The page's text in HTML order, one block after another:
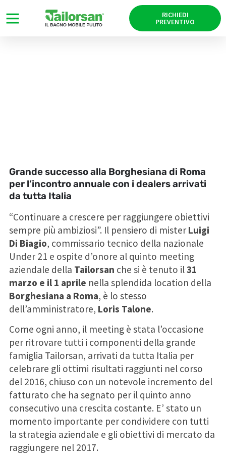
RICHIEDI
PREVENTIVO
Grande successo alla Borghesiana di Roma
per l’incontro annuale con i dealers arrivati
da tutta Italia
“Continuare a crescere per raggiungere obiettivi
sempre più ambiziosi”. Il pensiero di misterLuigi
Di Biagio, commissario tecnico della nazionale
Under 21 e ospite d’onore al quinto meeting
aziendale della Tailorsan che si è tenuto il31
marzo e il 1 aprile nella splendida location della
Borghesiana a Roma, è lo stesso
dell’amministratore, Loris Talone.
Come ogni anno, il meeting è stata l’occasione
per ritrovare tutti i componenti della grande
famiglia Tailorsan, arrivati da tutta Italia per
celebrare gli ottimi risultati raggiunti nel corso
del 2016, chiuso con un notevole incremento del
fatturato che ha segnato per il quinto anno
consecutivo una crescita costante. E’ stato un
momento importante per condividere con tutti
la strategia aziendale e gli obiettivi di mercato da
raggiungere nel 2017.